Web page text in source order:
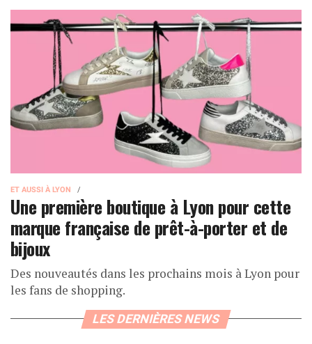
ET AUSSI À LYON
Une première boutique à Lyon pour cette
marque française de prêt-à-porter et de
bijoux
Des nouveautés dans les prochains mois à Lyon pour
les fans de shopping.
LES DERNIÈRES NEWS